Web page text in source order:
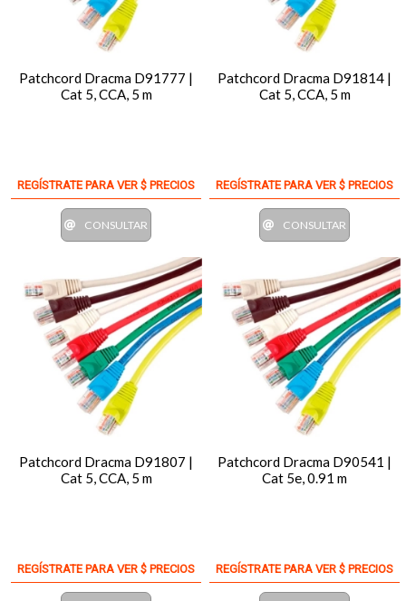
Patchcord Dracma D91777 |
Cat 5, CCA, 5 m
REGÍSTRATE PARA VER $ PRECIOS
CONSULTAR
Patchcord Dracma D91814 |
Cat 5, CCA, 5 m
REGÍSTRATE PARA VER $ PRECIOS
CONSULTAR
Patchcord Dracma D91807 |
Cat 5, CCA, 5 m
REGÍSTRATE PARA VER $ PRECIOS
Patchcord Dracma D90541 |
Cat 5e, 0.91 m
REGÍSTRATE PARA VER $ PRECIOS